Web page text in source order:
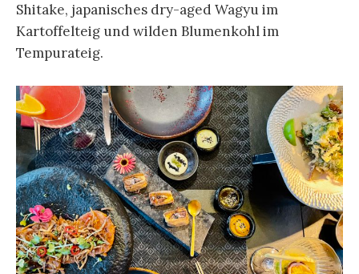
Shitake, japanisches dry-aged Wagyu im
Kartoffelteig und wilden Blumenkohl im
Tempurateig.